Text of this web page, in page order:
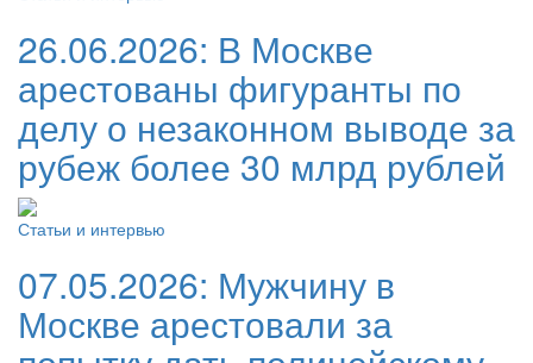
26.06.2026: В Москве
арестованы фигуранты по
делу о незаконном выводе за
рубеж более 30 млрд рублей
Статьи и интервью
07.05.2026: Мужчину в
Москве арестовали за